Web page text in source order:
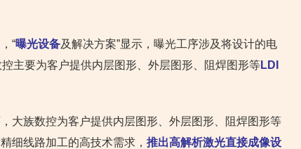
“曝光设备及解决方案”显示，曝光工序涉及将设计的电
主要为客户提供内层图形、外层图形、阻焊图形等LDI
大族数控为客户提供内层图形、外层图形、阻焊图形等
细线路加工的高技术需求， 推出高解析激光直接成像设